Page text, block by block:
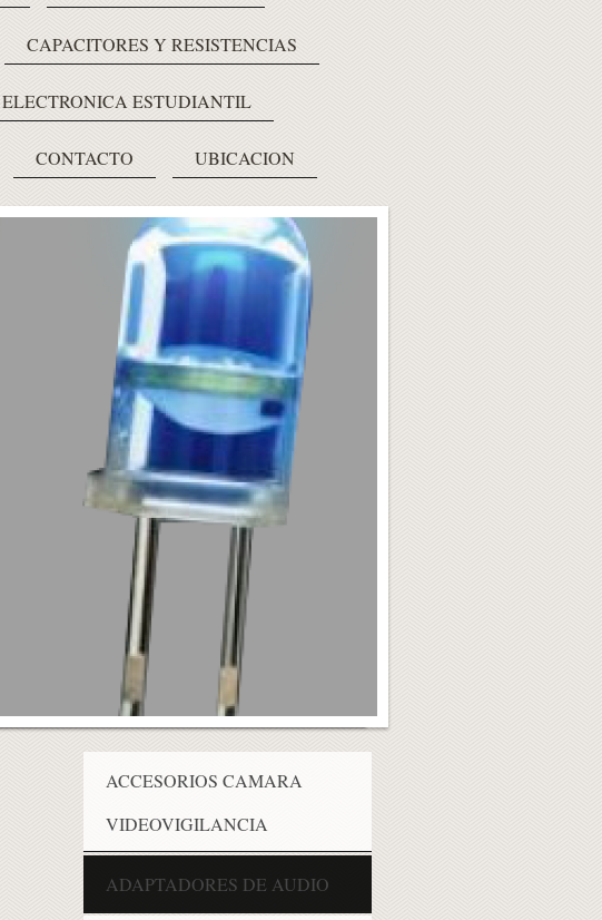
CAPACITORES Y RESISTENCIAS
ELECTRONICA ESTUDIANTIL
CONTACTO UBICACION
ACCESORIOS CAMARA
VIDEOVIGILANCIA
ADAPTADORES DE AUDIO